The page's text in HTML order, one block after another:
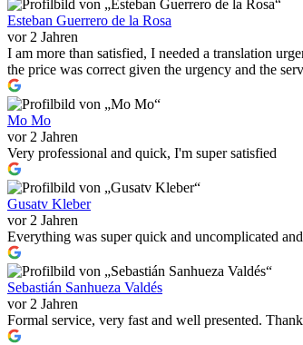
Esteban Guerrero de la Rosa
vor 2 Jahren
I am more than satisfied, I needed a translation
the price was correct given the urgency and the
Mo Mo
vor 2 Jahren
Very professional and quick, I'm super satisfied
Gusatv Kleber
vor 2 Jahren
Everything was super quick and uncomplicated
Sebastián Sanhueza Valdés
vor 2 Jahren
Formal service, very fast and well presented.